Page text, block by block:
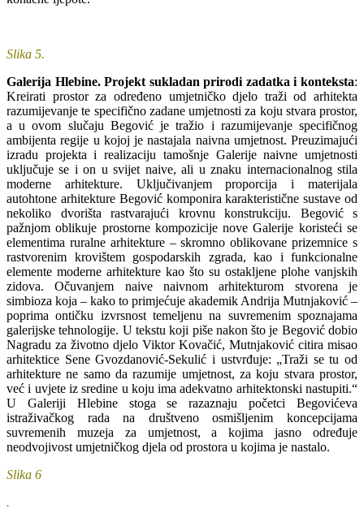
Slika 5.
Galerija Hlebine. Projekt sukladan prirodi zadatka i konteksta:
Kreirati prostor za određeno umjetničko djelo traži od arhitekta
razumijevanje te specifično zadane umjetnosti za koju stvara prostor,
a u ovom slučaju Begović je tražio i razumijevanje specifičnog
ambijenta regije u kojoj je nastajala naivna umjetnost. Preuzimajući
izradu projekta i realizaciju tamošnje Galerije naivne umjetnosti
uključuje se i on u svijet naive, ali u znaku internacionalnog stila
moderne arhitekture. Uključivanjem proporcija i materijala
autohtone arhitekture Begović komponira karakteristične sustave od
nekoliko dvorišta rastvarajući krovnu konstrukciju. Begović s
pažnjom oblikuje prostorne kompozicije nove Galerije koristeći se
elementima ruralne arhitekture – skromno oblikovane prizemnice s
rastvorenim krovištem gospodarskih zgrada, kao i funkcionalne
elemente moderne arhitekture kao što su ostakljene plohe vanjskih
zidova. Očuvanjem naive naivnom arhitekturom stvorena je
simbioza koja – kako to primjećuje akademik Andrija Mutnjaković –
poprima ontičku izvrsnost temeljenu na suvremenim spoznajama
galerijske tehnologije. U tekstu koji piše nakon što je Begović dobio
Nagradu za životno djelo Viktor Kovačić, Mutnjaković citira misao
arhitektice Sene Gvozdanović-Sekulić i ustvrđuje: „Traži se tu od
arhitekture ne samo da razumije umjetnost, za koju stvara prostor,
već i uvjete iz sredine u koju ima adekvatno arhitektonski nastupiti.“
U Galeriji Hlebine stoga se razaznaju početci Begovićeva
istraživačkog rada na društveno osmišljenim koncepcijama
suvremenih muzeja za umjetnost, a kojima jasno određuje
neodvojivost umjetničkog djela od prostora u kojima je nastalo.
Slika 6
.